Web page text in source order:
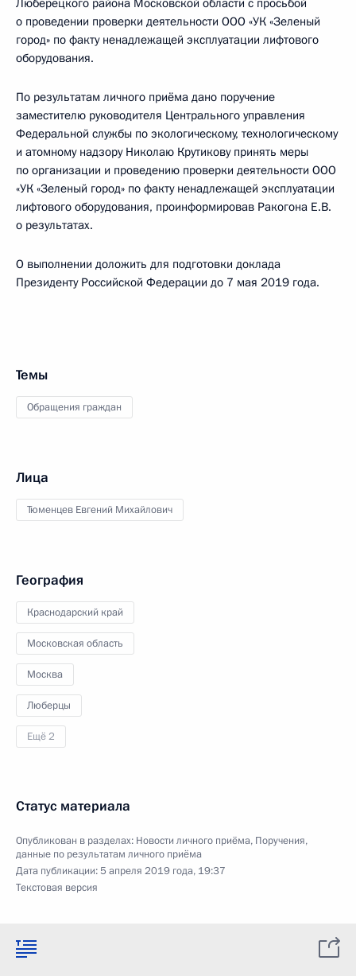
Люберецкого района Московской области с просьбой
о проведении проверки деятельности ООО «УК «Зеленый
город» по факту ненадлежащей эксплуатации лифтового
оборудования.
По результатам личного приёма дано поручение
заместителю руководителя Центрального управления
Федеральной службы по экологическому, технологическому
и атомному надзору Николаю Крутикову принять меры
по организации и проведению проверки деятельности ООО
«УК «Зеленый город» по факту ненадлежащей эксплуатации
лифтового оборудования, проинформировав Ракогона Е.В.
о результатах.
О выполнении доложить для подготовки доклада
Президенту Российской Федерации до 7 мая 2019 года.
Темы
Обращения граждан
Лица
Тюменцев Евгений Михайлович
География
Краснодарский край
Московская область
Москва
Люберцы
Ещё 2
Статус материала
Опубликован в разделах: Новости личного приёма, Поручения,
данные по результатам личного приёма
Дата публикации:5 апреля 2019 года, 19:37
Текстовая версия